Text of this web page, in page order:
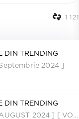
1 121
DIN TRENDING
2024 ]
DIN TRENDING
[ COLAJ HITURI MANELE ] [ AUGUST 2024 ] [ VOL. 4 ]